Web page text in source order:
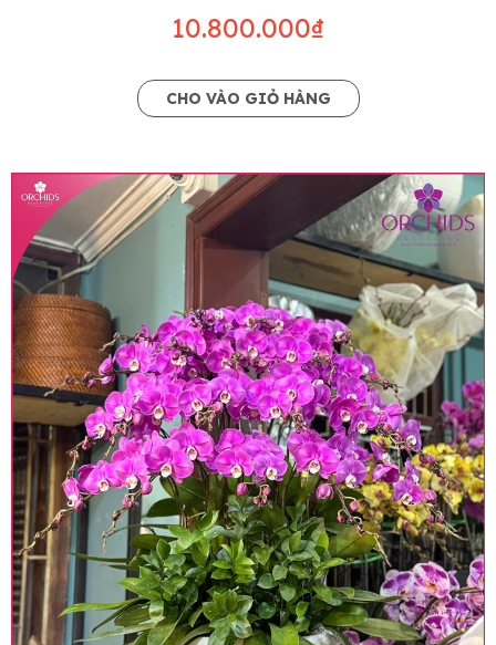
10.800.000₫
CHO VÀO GIỎ HÀNG